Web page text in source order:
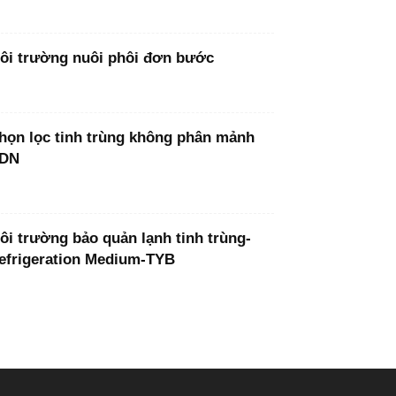
trường nuôi phôi đơn bước
lọc tinh trùng không phân mảnh
trường bảo quản lạnh tinh trùng-
Medium-TYB